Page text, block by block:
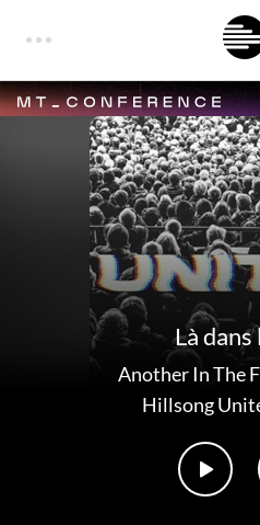
Là
Another In The
Hillsong